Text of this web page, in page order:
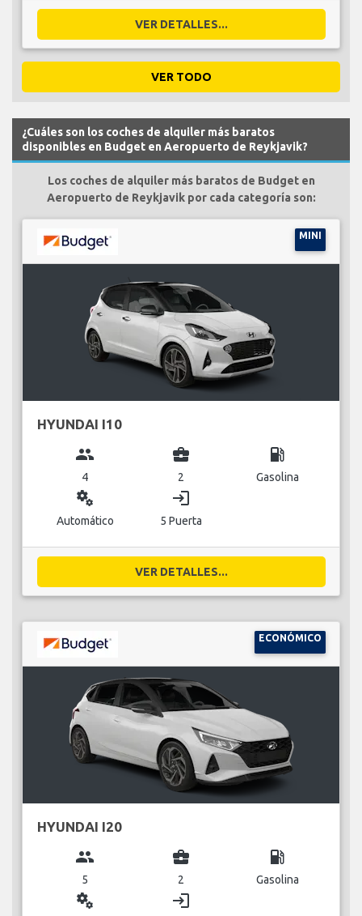
VER DETALLES...
VER TODO
¿Cuáles son los coches de alquiler más baratos
disponibles en Budget en Aeropuerto de Reykjavik?
Los coches de alquiler más baratos de Budget en
Aeropuerto de Reykjavik por cada categoría son:
MINI
HYUNDAI I10
group
4
business_center
2
local_gas_station
Gasolina
miscellaneous_services
Automático
login
5 Puerta
VER DETALLES...
ECONÓMICO
HYUNDAI I20
group
5
business_center
2
local_gas_station
Gasolina
miscellaneous_services login